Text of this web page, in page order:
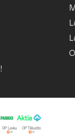
!